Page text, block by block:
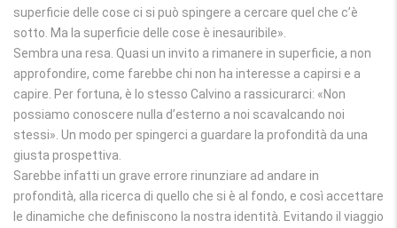
superficie delle cose ci si può spingere a cercare quel che c’è
sotto. Ma la superficie delle cose è inesauribile».
Sembra una resa. Quasi un invito a rimanere in superficie, a non
approfondire, come farebbe chi non ha interesse a capirsi e a
capire. Per fortuna, è lo stesso Calvino a rassicurarci: «Non
possiamo conoscere nulla d’esterno a noi scavalcando noi
stessi». Un modo per spingerci a guardare la profondità da una
giusta prospettiva.
Sarebbe infatti un grave errore rinunziare ad andare in
profondità, alla ricerca di quello che si è al fondo, e così accettare
le dinamiche che definiscono la nostra identità. Evitando il viaggio